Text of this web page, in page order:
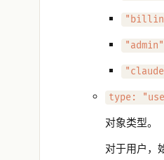
"admin"
type:
对象类型。
对于用户，